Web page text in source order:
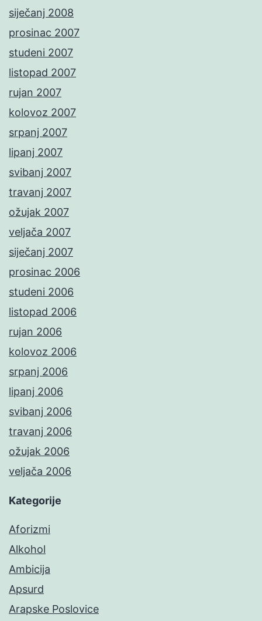
siječanj 2008
prosinac 2007
studeni 2007
listopad 2007
rujan 2007
kolovoz 2007
srpanj 2007
lipanj 2007
svibanj 2007
travanj 2007
ožujak 2007
veljača 2007
siječanj 2007
prosinac 2006
studeni 2006
listopad 2006
rujan 2006
kolovoz 2006
srpanj 2006
lipanj 2006
svibanj 2006
travanj 2006
ožujak 2006
veljača 2006
Kategorije
Aforizmi
Alkohol
Ambicija
Apsurd
Arapske Poslovice